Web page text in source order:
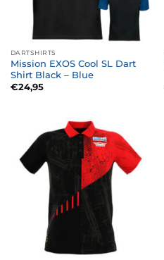
DARTSHIRTS
Mission EXOS Cool SL Dart
Shirt Black – Blue
€24,95